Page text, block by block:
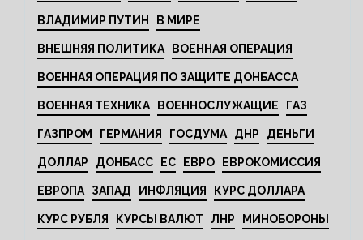
ВЛАДИМИР ПУТИН В МИРЕ
ВНЕШНЯЯ ПОЛИТИКА ВОЕННАЯ ОПЕРАЦИЯ
ВОЕННАЯ ОПЕРАЦИЯ ПО ЗАЩИТЕ ДОНБАССА
ВОЕННАЯ ТЕХНИКА ВОЕННОСЛУЖАЩИЕ ГАЗ
ГАЗПРОМ ГЕРМАНИЯ ГОСДУМА ДНР ДЕНЬГИ
ДОЛЛАР ДОНБАСС ЕС ЕВРО ЕВРОКОМИССИЯ
ЕВРОПА ЗАПАД ИНФЛЯЦИЯ КУРС ДОЛЛАРА
КУРС РУБЛЯ КУРСЫ ВАЛЮТ ЛНР МИНОБОРОНЫ